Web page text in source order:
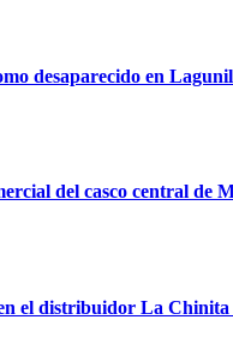
desaparecido en
del casco central de
el distribuidor La